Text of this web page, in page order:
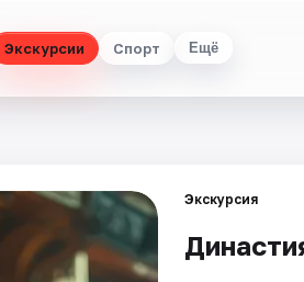
Экскурсии Спорт Ещё
Экскурсия